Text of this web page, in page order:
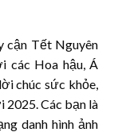
cận Tết Nguyên
các Hoa hậu, Á
chúc sức khỏe,
2025. Các bạn là
danh hình ảnh